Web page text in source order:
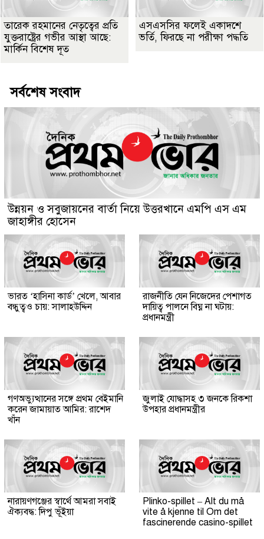
তারেক রহমানের নেতৃত্বের প্রতি
যুক্তরাষ্ট্রের গভীর আস্থা আছে:
মার্কিন বিশেষ দূত
এসএসসির ফলেই একাদশে
ভর্তি, ফিরছে না পরীক্ষা পদ্ধতি
সর্বশেষ সংবাদ
উন্নয়ন ও সবুজায়নের বার্তা নিয়ে উত্তরখানে এমপি এস এম
জাহাঙ্গীর হোসেন
ভারত ‘হাসিনা কার্ড’ খেলে, আবার
বন্ধুত্বও চায়: সালাহউদ্দিন
রাজনীতি যেন নিজেদের পেশাগত
দায়িত্ব পালনে বিঘ্ন না ঘটায়:
প্রধানমন্ত্রী
গণঅভ্যুত্থানের সঙ্গে প্রথম বেইমানি
করেন জামায়াত আমির: রাশেদ
খাঁন
জুলাই যোদ্ধাসহ ৩ জনকে রিকশা
উপহার প্রধানমন্ত্রীর
নারায়ণগঞ্জের স্বার্থে আমরা সবাই
ঐক্যবদ্ধ: দিপু ভূঁইয়া
Plinko-spillet – Alt du må
vite å kjenne til Om det
fascinerende casino-spillet